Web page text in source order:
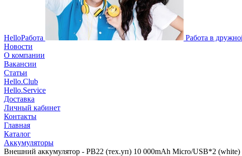
HelloРабота
Работа в
Новости
О компании
Вакансии
Статьи
Hello.Club
Hello.Service
Доставка
Личный кабинет
Контакты
Главная
Каталог
Аккумуляторы
Внешний аккумулятор - PB22 (тех.уп) 10 000mAh Micro/USB*2 (white)